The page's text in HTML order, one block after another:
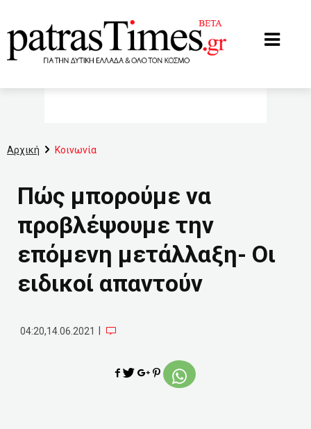
Αρχική Κοινωνία
Πώς μπορούμε να
προβλέψουμε την
επόμενη μετάλλαξη- Οι
ειδικοί απαντούν
04:20,14.06.2021